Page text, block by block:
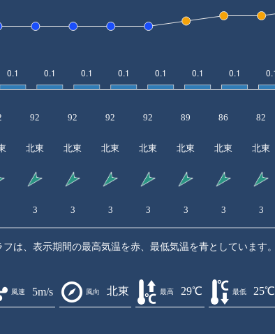
92 92 92 92 89 86 82
北東 北東 北東 北東 北東 北東 北東
3 3 3 3 3 3 3
は、表示期間の最高気温を赤、最低気温を青としています。
風速 5m/s 風向 北東 最高 29℃ 最低 25℃